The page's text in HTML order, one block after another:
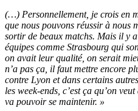
(…) Personnellement, je crois en
que nous pouvons réussir à nous
sortir de beaux matchs. Mais il y
équipes comme Strasbourg qui
on avait leur qualité, on serait
n’a pas ça, il faut mettre encore
contre Lyon et dans certains
les week-ends, c’est ça qu’on
va pouvoir se maintenir. »